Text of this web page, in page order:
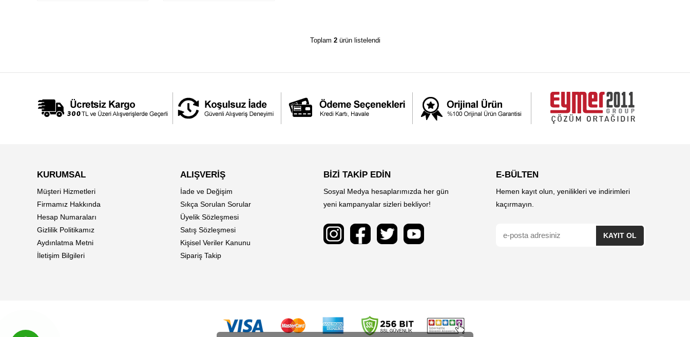
Toplam 2ürün listelendi
KURUMSAL ALIŞVERİŞ BİZİ TAKİP EDİN E-BÜLTEN
Müşteri Hizmetleri
Firmamız Hakkında
Hesap Numaraları
Gizlilik Politikamız
Aydınlatma Metni
İletişim Bilgileri
İade ve Değişim
Sıkça Sorulan Sorular
Üyelik Sözleşmesi
Satış Sözleşmesi
Kişisel Veriler Kanunu
Sipariş Takip
Sosyal Medya hesaplarımızda her gün
yeni kampanyalar sizleri bekliyor!
Hemen kayıt olun, yenilikleri ve indirimleri
kaçırmayın.